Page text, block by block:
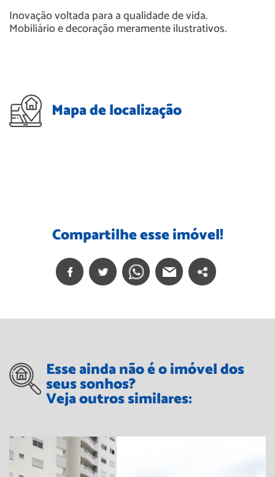
Inovação voltada para a qualidade de vida.
Mobiliário e decoração meramente ilustrativos.
Mapa de localização
Compartilhe esse imóvel!
Esse ainda não é o imóvel dos
seus sonhos?
Veja outros similares: